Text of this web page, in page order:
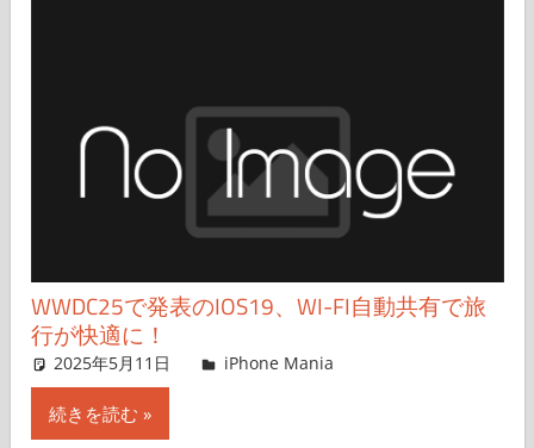
WWDC25で発表のIOS19、WI-FI自動共有で旅
行が快適に！
2025年5月11日 hato
iPhone Mania
続きを読む